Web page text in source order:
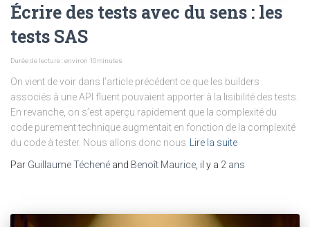
Écrire des tests avec du sens : les
tests SAS
Durée de lecture : environ 10minutes
On vient de voir dans l’article précédent ce que les builders
associés à une API fluent pouvaient apporter à la lisibilité des tests.
En revanche, on s’est aperçu rapidement que la complexité du
code purement technique augmentait en fonction de la complexité
du code à tester. Nous allons donc nous
Lire la suite
Par Guillaume Téchené and Benoît Maurice , il y a 2 ans